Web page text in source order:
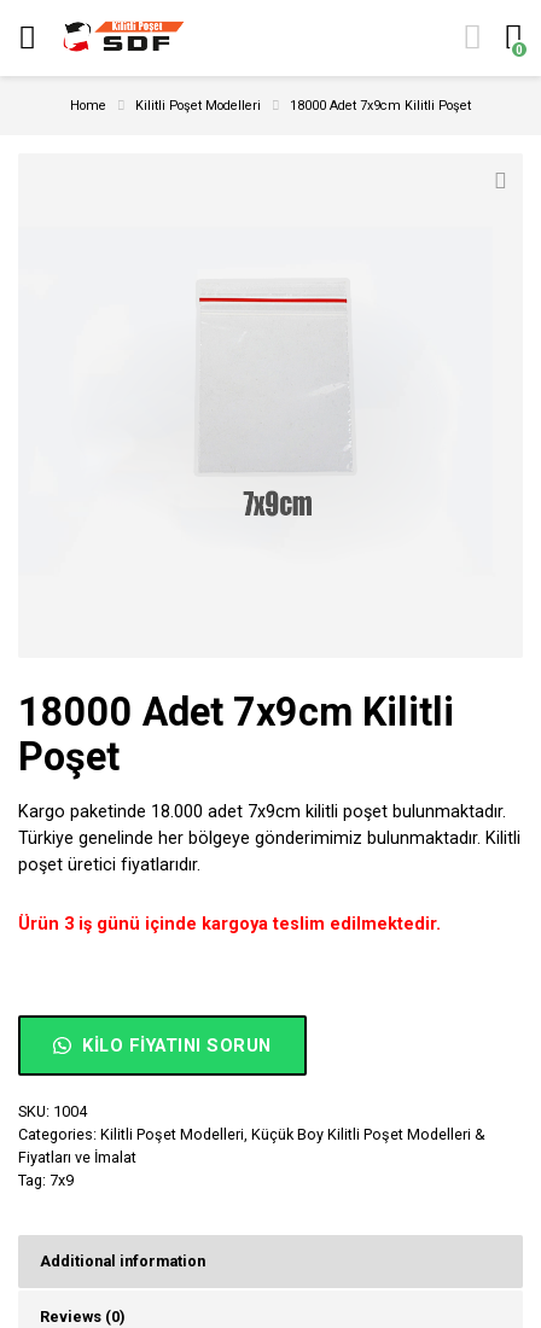
0
Home Kilitli Poşet Modelleri 18000 Adet 7x9cm Kilitli Poşet
18000 Adet 7x9cm Kilitli
Poşet
Kargo paketinde 18.000 adet 7x9cm kilitli poşet bulunmaktadır.
Türkiye genelinde her bölgeye gönderimimiz bulunmaktadır. Kilitli
poşet üretici fiyatlarıdır.
Ürün 3 iş günü içinde kargoya teslim edilmektedir.
KILO FIYATINI SORUN
SKU: 1004
Categories: Kilitli Poşet Modelleri Küçük Boy Kilitli Poşet Modelleri &
Fiyatları ve İmalat
Tag: 7x9
Additional information
Reviews (0)